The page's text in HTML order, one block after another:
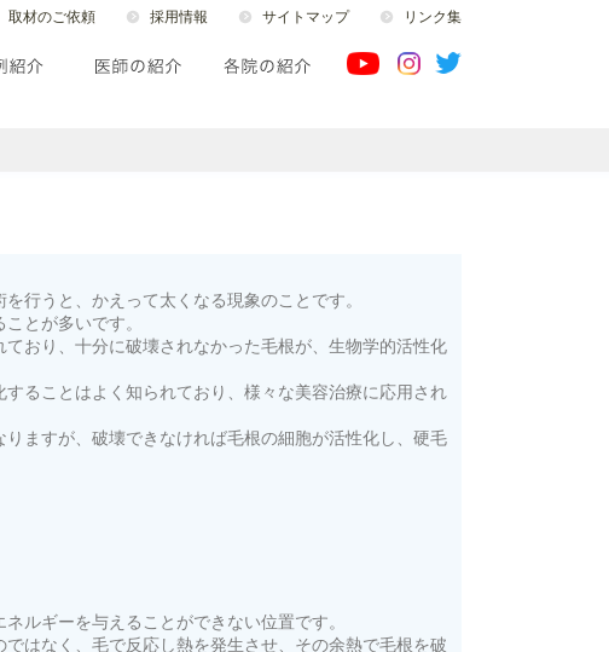
取材のご依頼 採用情報 サイトマップ リンク集
行うと、かえって太くなる現象のことです。
とが多いです。
おり、十分に破壊されなかった毛根が、生物学的活性化
ることはよく知られており、様々な美容治療に応用され
ますが、破壊できなければ毛根の細胞が活性化し、硬毛
ルギーを与えることができない位置です。
はなく、毛で反応し熱を発生させ、その余熱で毛根を破